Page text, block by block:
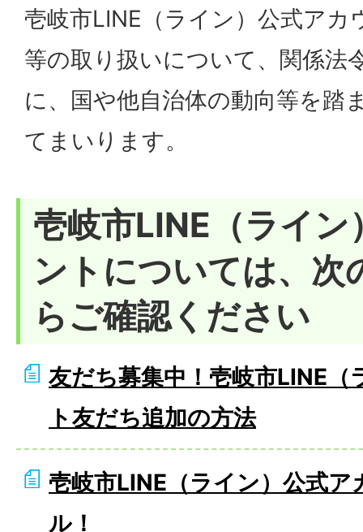
壱岐市LINE（ライン）公式アカ
等の取り扱いについて、関係法
に、国や他自治体の動向等を踏
てまいります。
壱岐市LINE（ライン
ントについては、次
らご確認ください
友だち募集中！壱岐市LINE
ト友だち追加の方法
壱岐市LINE（ライン）公式
ル！